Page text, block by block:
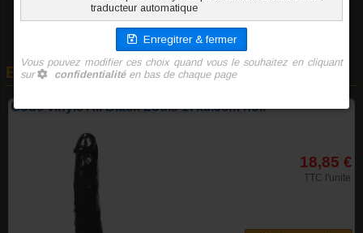
En rapport avec cet article
Gode vinyle All Black Louis 17x3.5cm noir
18,85 €
TTC l'unite